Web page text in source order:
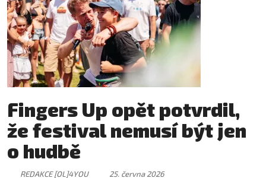
Fingers Up opět potvrdil,
že festival nemusí být jen
o hudbě
REDAKCE [OL]4YOU 25. června 2026